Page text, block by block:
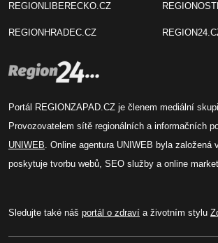
REGIONLIBERECKO.CZ
REGIONHRADEC.CZ
Portál REGIONZAPAD.CZ je členem mediální
Provozovatelem sítě regionálních a informačních
UNIWEB. Online agentura UNIWEB byla založená
poskytuje tvorbu webů, SEO služby a online
Sledujte také náš portál o zdraví a životním stylu